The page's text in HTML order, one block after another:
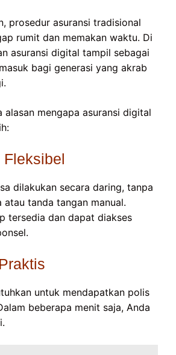
prosedur asuransi tradisional
rumit dan memakan waktu. Di
asuransi digital tampil sebagai
bagi generasi yang akrab
alasan mengapa asuransi digital
Fleksibel
dilakukan secara daring, tanpa
tanda tangan manual.
tersedia dan dapat diakses
untuk mendapatkan polis
beberapa menit saja, Anda